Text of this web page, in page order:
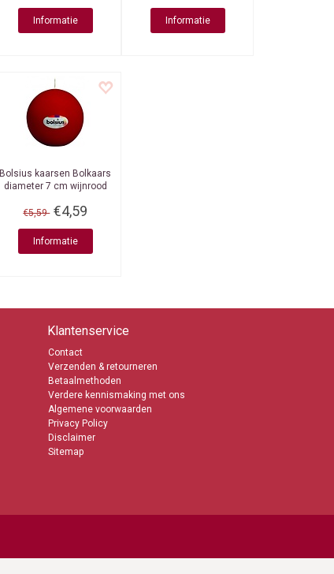
Informatie Informatie
Bolsius kaarsen Bolkaars
diameter 7 cm wijnrood
€5,59 €4,59
Informatie
Klantenservice
Contact
Verzenden & retourneren
Betaalmethoden
Verdere kennismaking met ons
Algemene voorwaarden
Privacy Policy
Disclaimer
Sitemap